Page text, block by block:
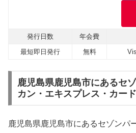
発行日数 年会費
最短即日発行
無料
鹿児島県鹿児島市にあるセ
カン・エキスプレス・カー
鹿児島県鹿児島市にあるセゾンパ